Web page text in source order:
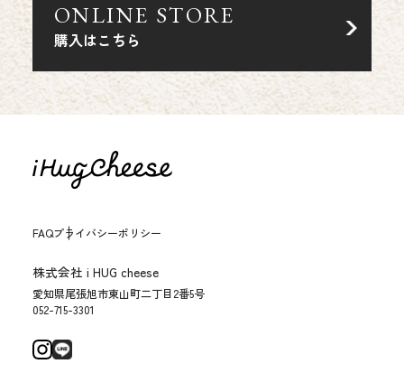
ONLINE STORE
購入はこちら
FAQプライバシーポリシー
株式会社 i HUG cheese
愛知県尾張旭市東山町二丁目2番5号
052-715-3301